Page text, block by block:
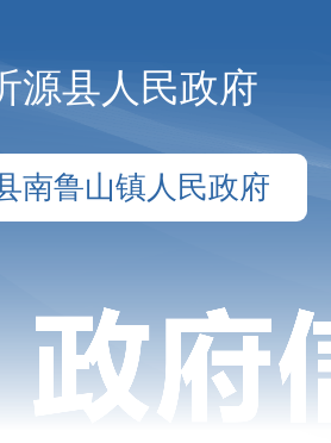
源县人民政府
南鲁山镇人民政府